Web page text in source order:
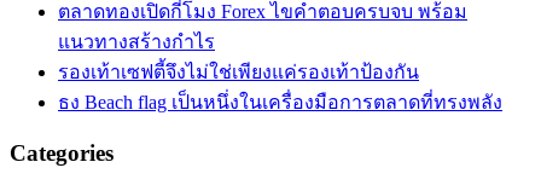
ตลาดทองเปิดกี่โมง Forex ไขคำตอบครบจบ พร้อม
แนวทางสร้างกำไร
รองเท้าเซฟตี้จึงไม่ใช่เพียงแค่รองเท้าป้องกัน
ธง Beach flag เป็นหนึ่งในเครื่องมือการตลาดที่ทรงพลัง
Categories